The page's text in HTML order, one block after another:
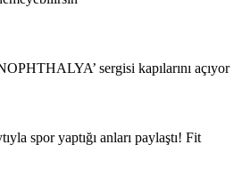
sergisi kapılarını açıyor
spor yaptığı anları paylaştı! Fit